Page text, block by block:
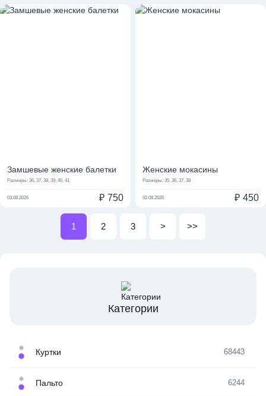
Замшевые женские балетки
Размеры: 36, 37, 38, 39, 40, 41
03.08.2026 ₽ 750
Женские мокасины
Размеры: 35, 36, 37, 38
02.08.2026 ₽ 450
1 2 3 > >>
Категории
Куртки 68443
Пальто 6244